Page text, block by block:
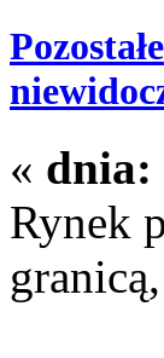
Pozostałe
« dnia:
Rynek